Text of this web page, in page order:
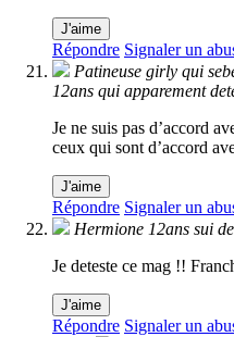
J'aime
Répondre Signaler un
Patineuse girly qui
12ans qui apparement
Je ne suis pas d’accord
ceux qui sont d’accord
J'aime
Répondre Signaler un
Hermione 12ans sui
Je deteste ce mag !!
J'aime
Répondre Signaler un